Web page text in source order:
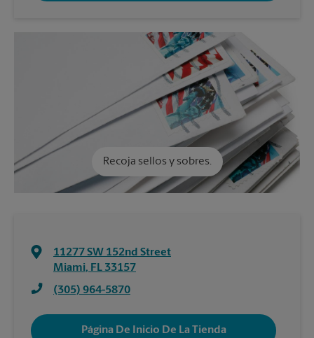
Recoja sellos y sobres.
11277 SW 152nd Street
Miami, FL 33157
(305) 964-5870
Página De Inicio De La Tienda